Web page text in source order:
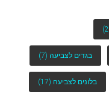
בגדים לצביעה (7)
בלונים לצביעה (17)